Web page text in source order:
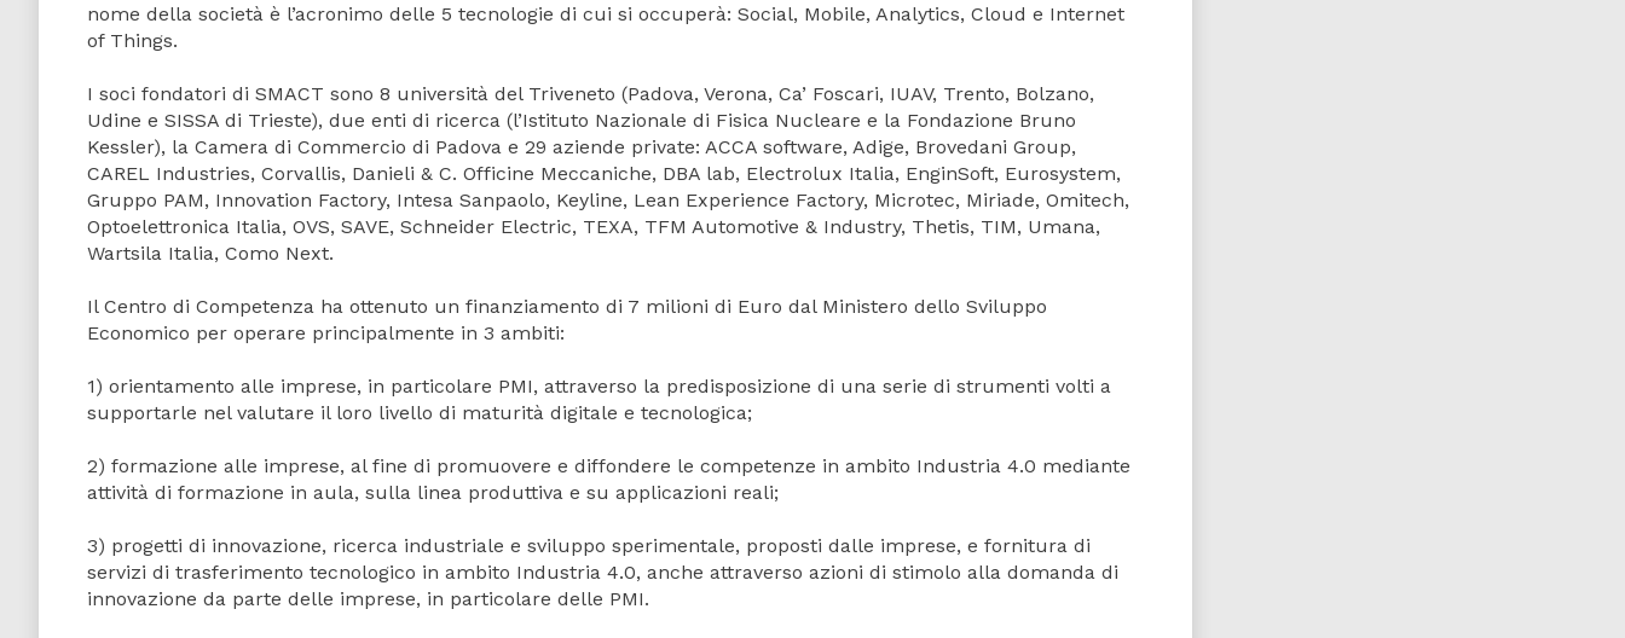
nome della società è l’acronimo delle 5 tecnologie di cui si occuperà: Social, Mobile, Analytics, Cloud e Internet
of Things.
I soci fondatori di SMACT sono 8 università del Triveneto (Padova, Verona, Ca’ Foscari, IUAV, Trento, Bolzano,
Udine e SISSA di Trieste), due enti di ricerca (l’Istituto Nazionale di Fisica Nucleare e la Fondazione Bruno
Kessler), la Camera di Commercio di Padova e 29 aziende private: ACCA software, Adige, Brovedani Group,
CAREL Industries, Corvallis, Danieli & C. Officine Meccaniche, DBA lab, Electrolux Italia, EnginSoft, Eurosystem,
Gruppo PAM, Innovation Factory, Intesa Sanpaolo, Keyline, Lean Experience Factory, Microtec, Miriade, Omitech,
Optoelettronica Italia, OVS, SAVE, Schneider Electric, TEXA, TFM Automotive & Industry, Thetis, TIM, Umana,
Wartsila Italia, Como Next.
Il Centro di Competenza ha ottenuto un finanziamento di 7 milioni di Euro dal Ministero dello Sviluppo
Economico per operare principalmente in 3 ambiti:
1) orientamento alle imprese, in particolare PMI, attraverso la predisposizione di una serie di strumenti volti a
supportarle nel valutare il loro livello di maturità digitale e tecnologica;
2) formazione alle imprese, al fine di promuovere e diffondere le competenze in ambito Industria 4.0 mediante
attività di formazione in aula, sulla linea produttiva e su applicazioni reali;
3) progetti di innovazione, ricerca industriale e sviluppo sperimentale, proposti dalle imprese, e fornitura di
servizi di trasferimento tecnologico in ambito Industria 4.0, anche attraverso azioni di stimolo alla domanda di
innovazione da parte delle imprese, in particolare delle PMI.